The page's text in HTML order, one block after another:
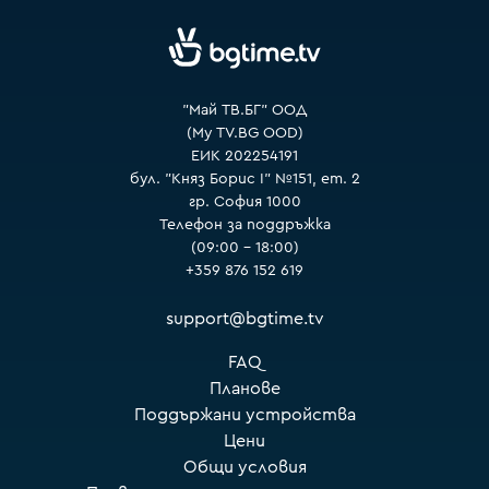
"Май ТВ.БГ" ООД
(My TV.BG OOD)
ЕИК 202254191
бул. "Княз Борис I" №151, ет. 2
гр. София 1000
Телефон за поддръжка
(09:00 – 18:00)
+359 876 152 619
support@bgtime.tv
FAQ
Планове
Поддържани устройства
Цени
Общи условия